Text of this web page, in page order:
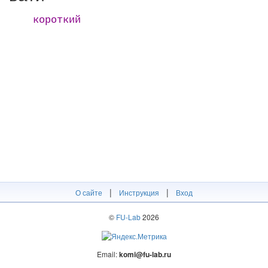
короткий
О сайте | Инструкция | Вход
© FU-Lab2026
Email:komi@fu-lab.ru